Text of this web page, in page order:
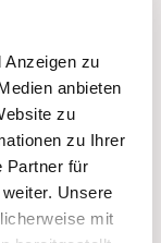
Anzeigen zu
anbieten
zu
zu Ihrer
Partner für
Unsere
mit